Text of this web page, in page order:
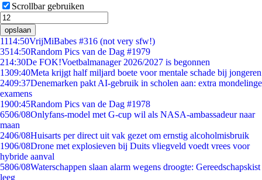
Scrollbar gebruiken
opslaan
1114:50VrijMiBabes #316 (not very sfw!)
3514:50Random Pics van de Dag #1979
214:30De FOK!Voetbalmanager 2026/2027 is begonnen
1309:40Meta krijgt half miljard boete voor mentale schade bij jongeren
2409:37Denemarken pakt AI-gebruik in scholen aan: extra mondelinge
examens
1900:45Random Pics van de Dag #1978
6506/08Onlyfans-model met G-cup wil als NASA-ambassadeur naar
maan
2406/08Huisarts per direct uit vak gezet om ernstig alcoholmisbruik
1906/08Drone met explosieven bij Duits vliegveld voedt vrees voor
hybride aanval
5806/08Waterschappen slaan alarm wegens droogte: Gereedschapskist
leeg